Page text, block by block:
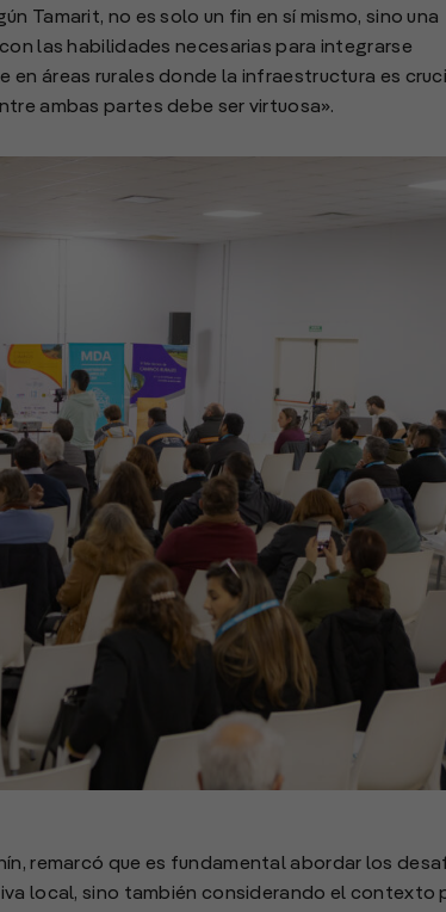
Tamarit, no es solo un fin en sí mismo, sino una
las habilidades necesarias para integrarse
áreas rurales donde la infraestructura es
ambas partes debe ser virtuosa».
remarcó que es fundamental abordar los
local, sino también considerando el contexto